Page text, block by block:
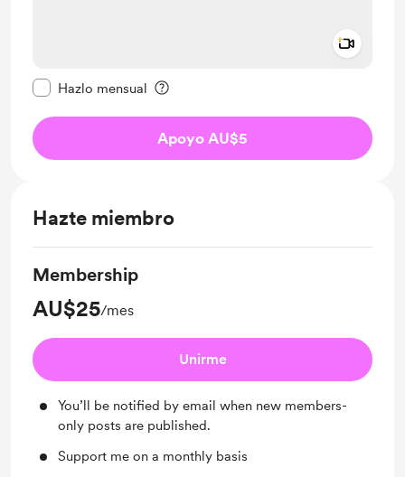
Hazlo mensual
Apoyo AU$5
Hazte miembro
Membership
AU$25/mes
Unirme
You’ll be notified by email when new members-
only posts are published.
Support me on a monthly basis